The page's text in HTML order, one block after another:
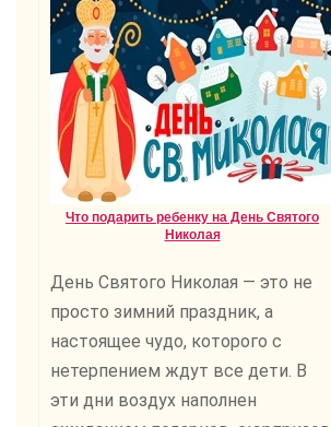
Что подарить ребенку на День Святого
Николая
День Святого Николая — это не
просто зимний праздник, а
настоящее чудо, которого с
нетерпением ждут все дети. В
эти дни воздух наполнен